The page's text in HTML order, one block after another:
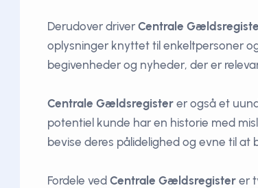
Derudover driver Centrale
oplysninger knyttet til enkeltpersoner
begivenheder og nyheder, der er
Centrale Gældsregisterer også et
potentiel kunde har en historie med
bevise deres pålidelighed og evne til at
Fordele ved Centrale Gældsregisterer